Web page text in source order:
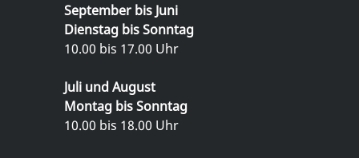
September bis Juni
Dienstag bis Sonntag
10.00 bis 17.00 Uhr
Juli und August
Montag bis Sonntag
10.00 bis 18.00 Uhr